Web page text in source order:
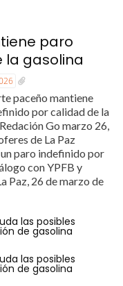
paro
la gasolina
paceño mantiene
por calidad de la
Go marzo 26,
de La Paz
paro indefinido por
con YPFB y
Paz, 26 de marzo de
las posibles
de gasolina
las posibles
de gasolina